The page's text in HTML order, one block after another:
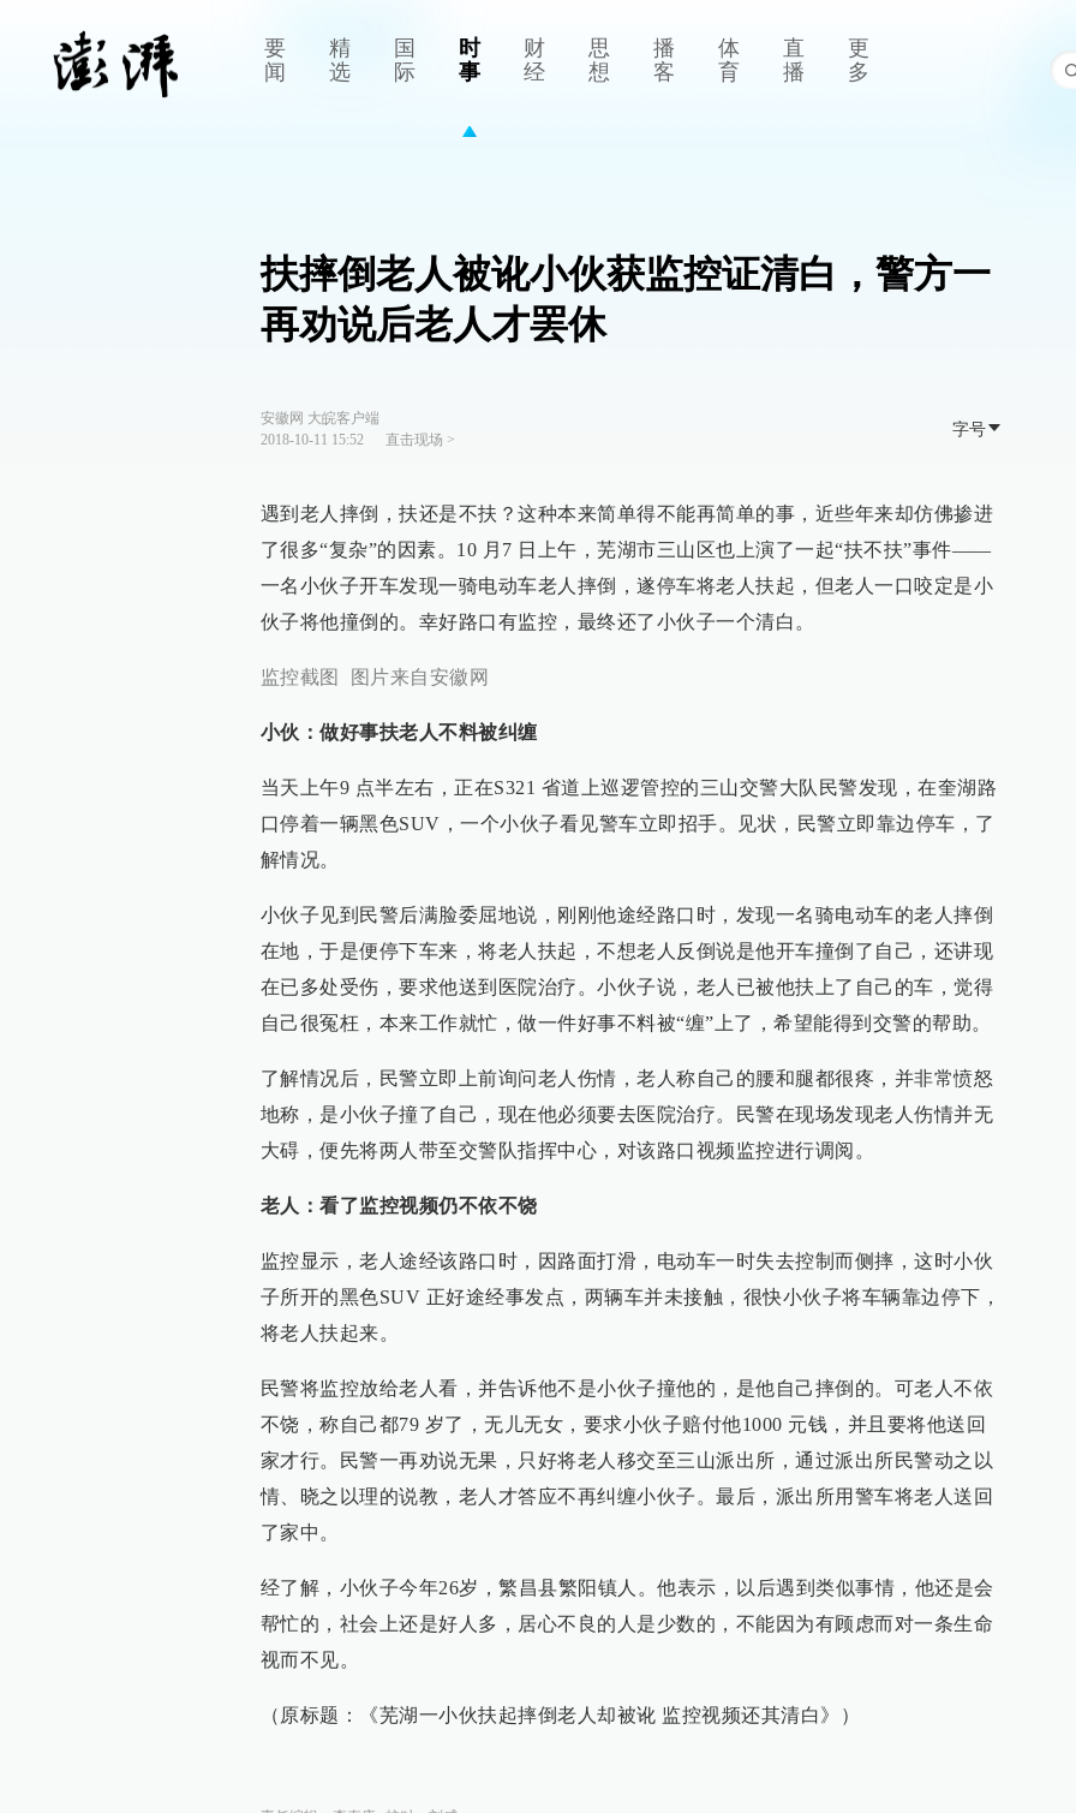
要
闻
精
选
国
际
时
事
财
经
思
想
播
客
体
育
直
播
更
多
扶摔倒老人被讹小伙获监控证清白，警方一
再劝说后老人才罢休
安徽网 大皖客户端
2018-10-11 15:52
直击现场 >
字号
遇到老人摔倒，扶还是不扶？这种本来简单得不能再简单的事，近些年来却仿佛掺进
了很多“复杂”的因素。10 月7 日上午，芜湖市三山区也上演了一起“扶不扶”事件——
一名小伙子开车发现一骑电动车老人摔倒，遂停车将老人扶起，但老人一口咬定是小
伙子将他撞倒的。幸好路口有监控，最终还了小伙子一个清白。
监控截图 图片来自安徽网
小伙：做好事扶老人不料被纠缠
当天上午9 点半左右，正在S321 省道上巡逻管控的三山交警大队民警发现，在奎湖路
口停着一辆黑色SUV，一个小伙子看见警车立即招手。见状，民警立即靠边停车，了
解情况。
小伙子见到民警后满脸委屈地说，刚刚他途经路口时，发现一名骑电动车的老人摔倒
在地，于是便停下车来，将老人扶起，不想老人反倒说是他开车撞倒了自己，还讲现
在已多处受伤，要求他送到医院治疗。小伙子说，老人已被他扶上了自己的车，觉得
自己很冤枉，本来工作就忙，做一件好事不料被“缠”上了，希望能得到交警的帮助。
了解情况后，民警立即上前询问老人伤情，老人称自己的腰和腿都很疼，并非常愤怒
地称，是小伙子撞了自己，现在他必须要去医院治疗。民警在现场发现老人伤情并无
大碍，便先将两人带至交警队指挥中心，对该路口视频监控进行调阅。
老人：看了监控视频仍不依不饶
监控显示，老人途经该路口时，因路面打滑，电动车一时失去控制而侧摔，这时小伙
子所开的黑色SUV 正好途经事发点，两辆车并未接触，很快小伙子将车辆靠边停下，
将老人扶起来。
民警将监控放给老人看，并告诉他不是小伙子撞他的，是他自己摔倒的。可老人不依
不饶，称自己都79 岁了，无儿无女，要求小伙子赔付他1000 元钱，并且要将他送回
家才行。民警一再劝说无果，只好将老人移交至三山派出所，通过派出所民警动之以
情、晓之以理的说教，老人才答应不再纠缠小伙子。最后，派出所用警车将老人送回
了家中。
经了解，小伙子今年26岁，繁昌县繁阳镇人。他表示，以后遇到类似事情，他还是会
帮忙的，社会上还是好人多，居心不良的人是少数的，不能因为有顾虑而对一条生命
视而不见。
（原标题：《芜湖一小伙扶起摔倒老人却被讹 监控视频还其清白》）